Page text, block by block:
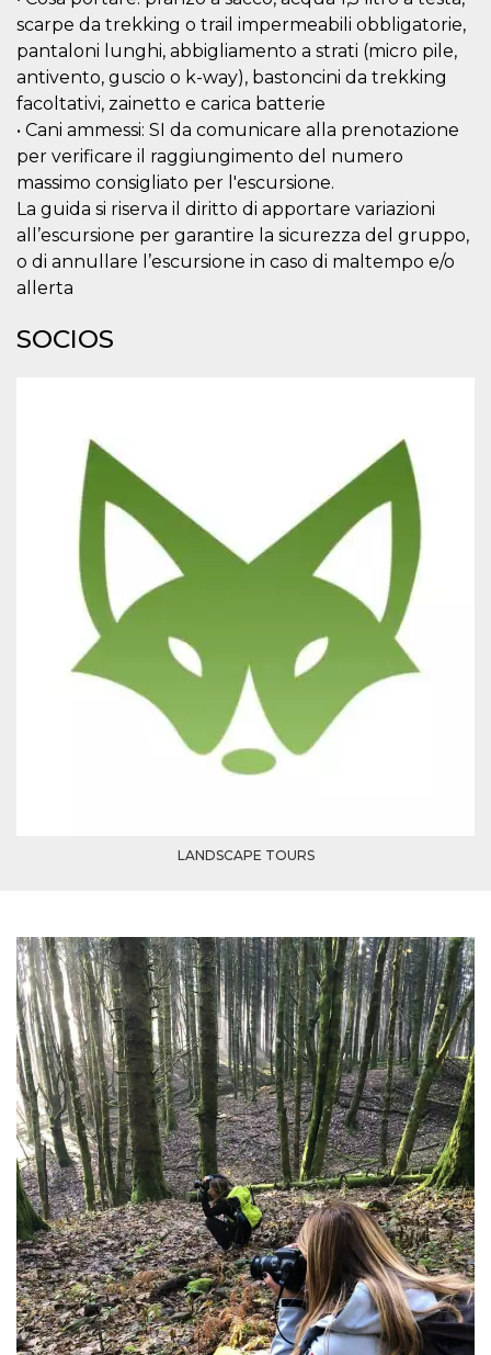
scarpe da trekking o trail impermeabili obbligatorie,
pantaloni lunghi, abbigliamento a strati (micro pile,
antivento, guscio o k-way), bastoncini da trekking
facoltativi, zainetto e carica batterie
• Cani ammessi: SI da comunicare alla prenotazione
per verificare il raggiungimento del numero
massimo consigliato per l'escursione.
La guida si riserva il diritto di apportare variazioni
all’escursione per garantire la sicurezza del gruppo,
o di annullare l’escursione in caso di maltempo e/o
allerta
SOCIOS
LANDSCAPE TOURS